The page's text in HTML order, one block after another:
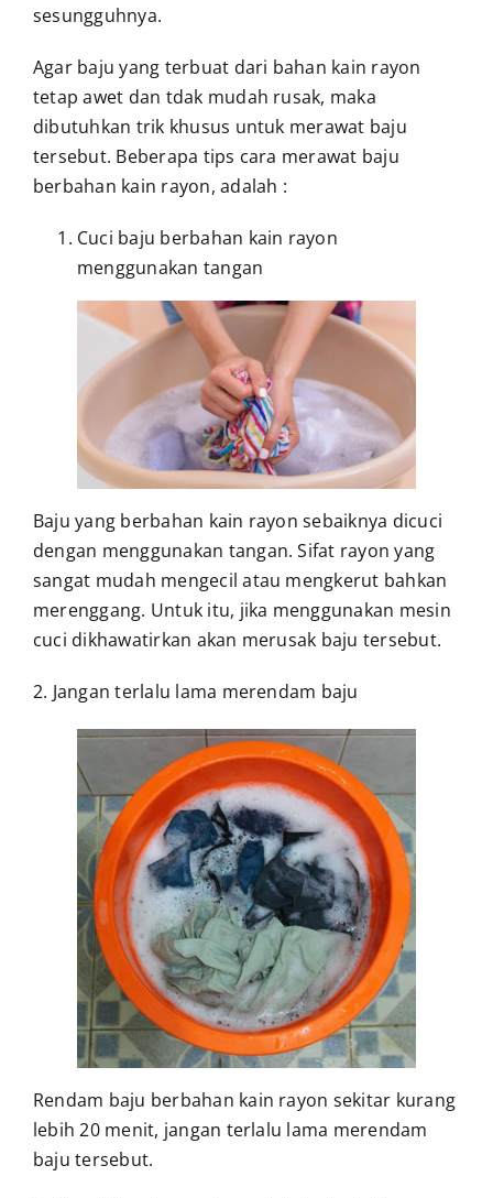
sesungguhnya.
Agar baju yang terbuat dari bahan kain rayon
tetap awet dan tdak mudah rusak, maka
dibutuhkan trik khusus untuk merawat baju
tersebut. Beberapa tips cara merawat baju
berbahan kain rayon, adalah :
Cuci baju berbahan kain rayon
menggunakan tangan
Baju yang berbahan kain rayon sebaiknya dicuci
dengan menggunakan tangan. Sifat rayon yang
sangat mudah mengecil atau mengkerut bahkan
merenggang. Untuk itu, jika menggunakan mesin
cuci dikhawatirkan akan merusak baju tersebut.
2. Jangan terlalu lama merendam baju
Rendam baju berbahan kain rayon sekitar kurang
lebih 20 menit, jangan terlalu lama merendam
baju tersebut.